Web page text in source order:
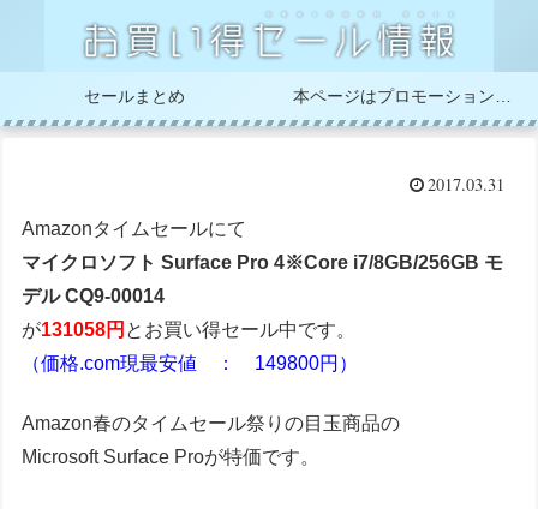
セールまとめ
2017.03.31
Amazonタイムセールにて
マイクロソフト Surface Pro 4※Core i7/8GB/256GB モ
デル CQ9-00014
が131058円 とお買い得セール中です。
（価格.com現最安値 ： 149800円）
Amazon春のタイムセール祭りの目玉商品の
Microsoft Surface Proが特価です。